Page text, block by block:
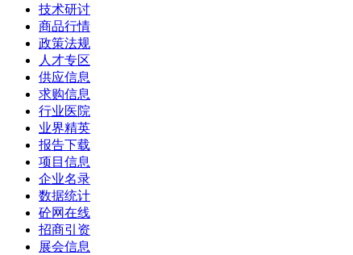
技术研讨
商品行情
政策法规
人才专区
供应信息
求购信息
行业医院
业界精英
报告下载
项目信息
企业名录
数据统计
砼网在线
招商引资
展会信息